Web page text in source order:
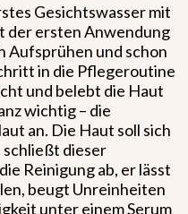
Gesichtswasser mit
der ersten Anwendung
Aufsprühen und schon
in die Pflegeroutine
und belebt die Haut
wichtig – die
an. Die Haut soll sich
schließt dieser
Reinigung ab, er lässt
beugt Unreinheiten
unter einem Serum